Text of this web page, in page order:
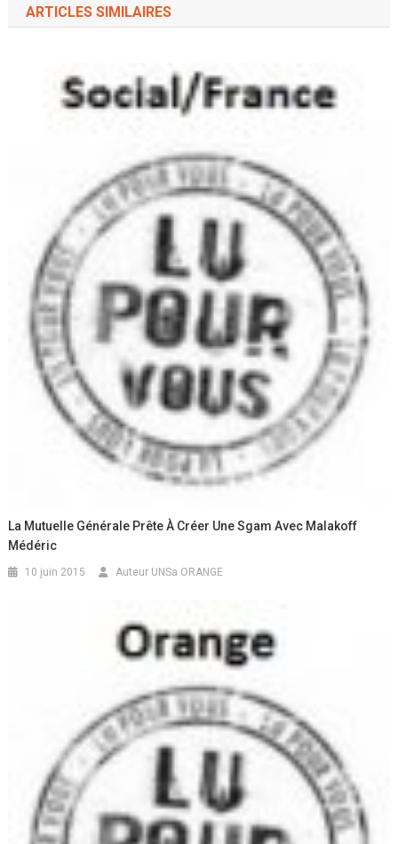
ARTICLES SIMILAIRES
La Mutuelle Générale Prête À Créer Une Sgam Avec Malakoff
Médéric
10 juin 2015 Auteur UNSa ORANGE